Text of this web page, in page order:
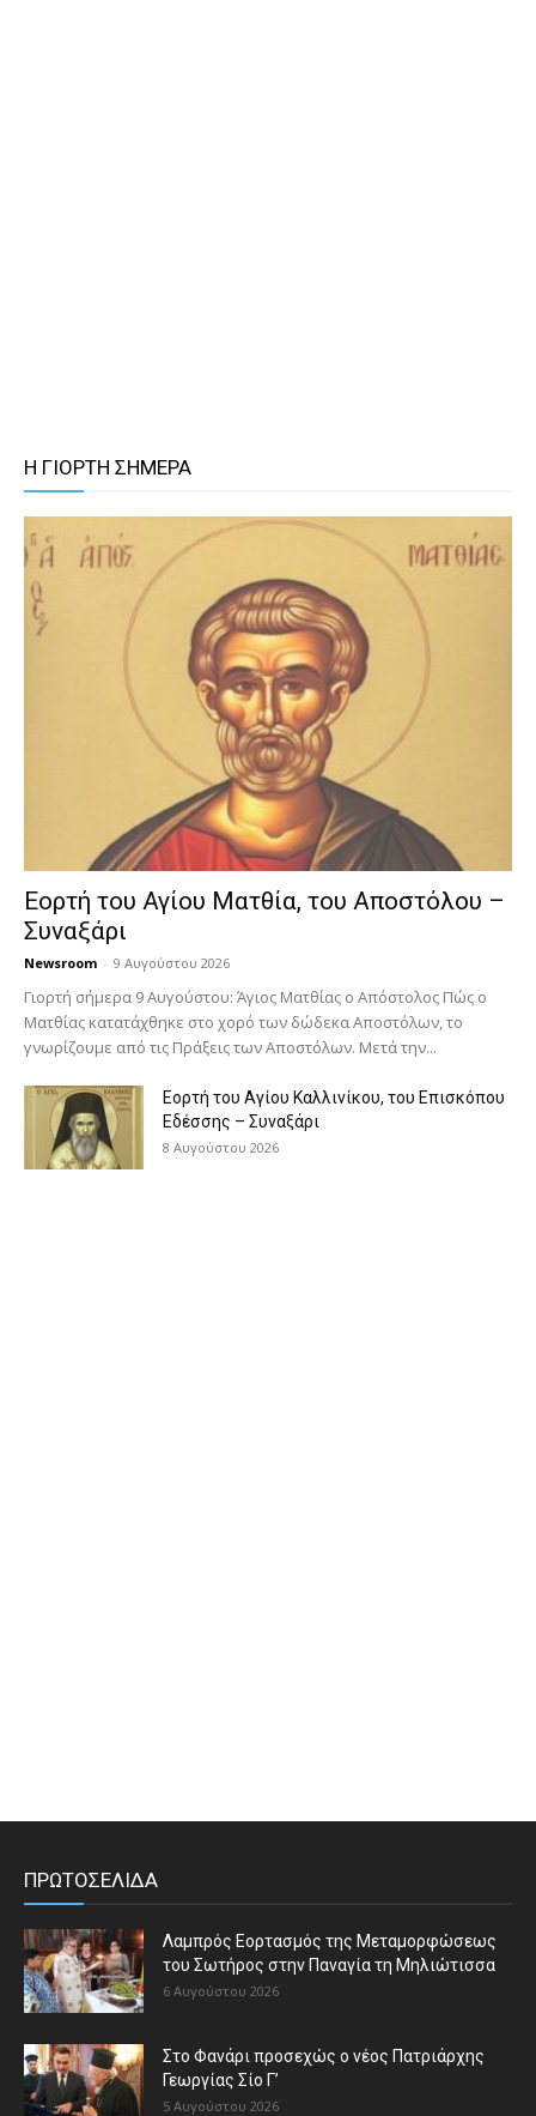
Η ΓΙΟΡΤΗ ΣΗΜΕΡΑ
Εορτή του Αγίου Ματθία, του Αποστόλου –
Συναξάρι
Newsroom - 9 Αυγούστου 2026
Γιορτή σήμερα 9 Αυγούστου: Άγιος Ματθίας ο Απόστολος Πώς ο
Ματθίας κατατάχθηκε στο χορό των δώδεκα Αποστόλων, το
γνωρίζουμε από τις Πράξεις των Αποστόλων. Μετά την...
Εορτή του Αγίου Καλλινίκου, του Επισκόπου
Εδέσσης – Συναξάρι
8 Αυγούστου 2026
ΠΡΩΤΟΣΕΛΙΔΑ
Λαμπρός Εορτασμός της Μεταμορφώσεως
του Σωτήρος στην Παναγία τη Μηλιώτισσα
6 Αυγούστου 2026
Στο Φανάρι προσεχώς ο νέος Πατριάρχης
Γεωργίας Σίο Γ’
5 Αυγούστου 2026